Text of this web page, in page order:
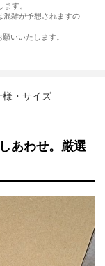
す。
混雑が予想されますの
いいたします。
様・サイズ
あわせ。厳選